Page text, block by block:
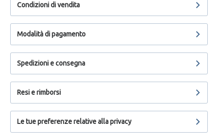
Condizioni di vendita
Modalità di pagamento
Spedizioni e consegna
Resi e rimborsi
Le tue preferenze relative alla privacy